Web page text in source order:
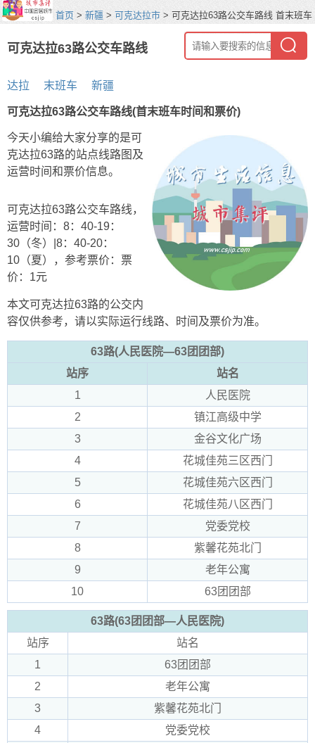
首页 > 新疆 > 可克达拉市 > 可克达拉63路公交车路线 首末班车
可克达拉63路公交车路线
达拉 末班车 新疆
可克达拉63路公交车路线(首末班车时间和票价)
今天小编给大家分享的是可
克达拉63路的站点线路图及
运营时间和票价信息。
可克达拉63路公交车路线，
运营时间：8：40-19：
30（冬）|8：40-20：
10（夏），参考票价：票
价：1元
本文可克达拉63路的公交内
容仅供参考，请以实际运行线路、时间及票价为准。
63路(人民医院—63团团部)
站序
站名
1
人民医院
2
镇江高级中学
3
金谷文化广场
4
花城佳苑三区西门
5
花城佳苑六区西门
6
花城佳苑八区西门
7
党委党校
8
紫馨花苑北门
9
老年公寓
10
63团团部
63路(63团团部—人民医院)
站序
站名
1
63团团部
2
老年公寓
3
紫馨花苑北门
4
党委党校